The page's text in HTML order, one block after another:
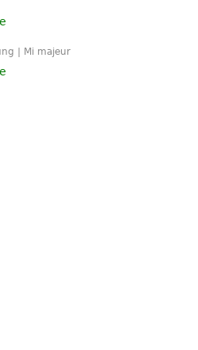
| Mi majeur